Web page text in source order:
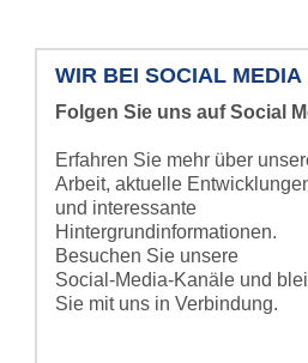
die
für
WIR BEI SOCIAL MEDIA
Folgen Sie uns auf Social
Erfahren Sie mehr über
Arbeit, aktuelle
und interessante
Hintergrundinformationen.
Besuchen Sie unsere
Social‑Media‑Kanäle und
Sie mit uns in Verbindung.